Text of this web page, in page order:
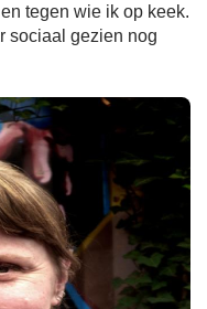
tegen wie ik op keek.
sociaal gezien nog